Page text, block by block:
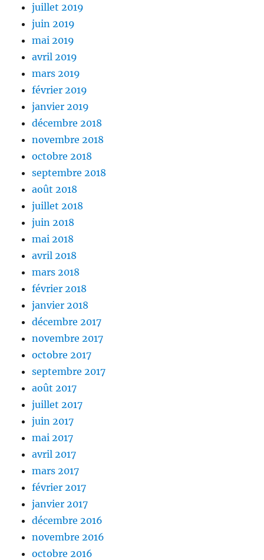
juillet 2019
juin 2019
mai 2019
avril 2019
mars 2019
février 2019
janvier 2019
décembre 2018
novembre 2018
octobre 2018
septembre 2018
août 2018
juillet 2018
juin 2018
mai 2018
avril 2018
mars 2018
février 2018
janvier 2018
décembre 2017
novembre 2017
octobre 2017
septembre 2017
août 2017
juillet 2017
juin 2017
mai 2017
avril 2017
mars 2017
février 2017
janvier 2017
décembre 2016
novembre 2016
octobre 2016